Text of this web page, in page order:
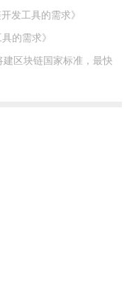
发工具的需求》
的需求》
区块链国家标准，最快